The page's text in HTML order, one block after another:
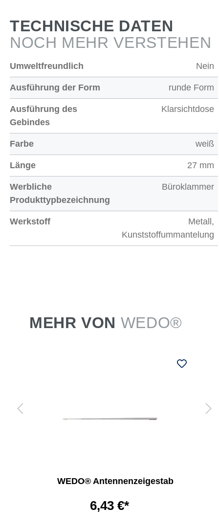
TECHNISCHE DATEN
NOCH MEHR VERSTEHEN
Umweltfreundlich Nein
Ausführung der Form runde Form
Ausführung des
Gebindes
Klarsichtdose
Farbe weiß
Länge 27 mm
Werbliche
Produkttypbezeichnung
Büroklammer
Werkstoff
Metall,
Kunststoffummantelung
MEHR VON WEDO®
WEDO® Antennenzeigestab
6,43 €*